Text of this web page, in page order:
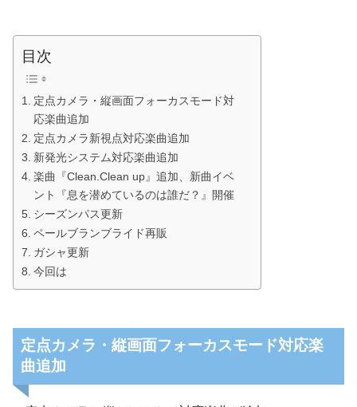
目次
定点カメラ・縦画面フォーカスモード対
応楽曲追加
定点カメラ新視点対応楽曲追加
新発光システム対応楽曲追加
楽曲『Clean.Clean up』追加、新曲イベ
ント『息を潜めているのは誰だ？』開催
シーズンパス更新
ペールブランブライド再販
ガシャ更新
今回は
定点カメラ・縦画面フォーカスモード対応楽
曲追加